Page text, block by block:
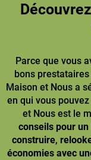
Parce que vous
bons
Maison et Nous a
en qui vous
et Nous est le
conseils pour
construire,
économies avec